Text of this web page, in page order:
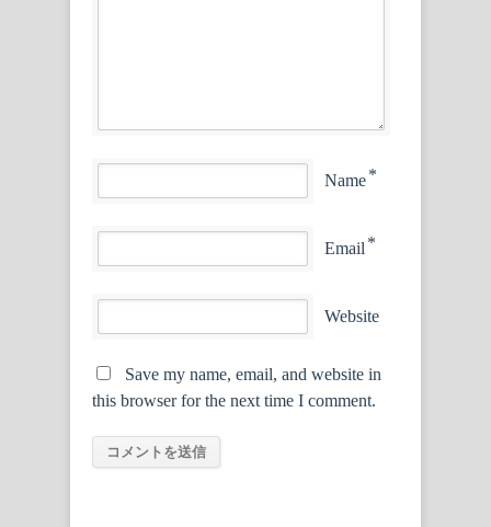
Name*
Email *
Website
Save my name, email, and website in
this browser for the next time I comment.